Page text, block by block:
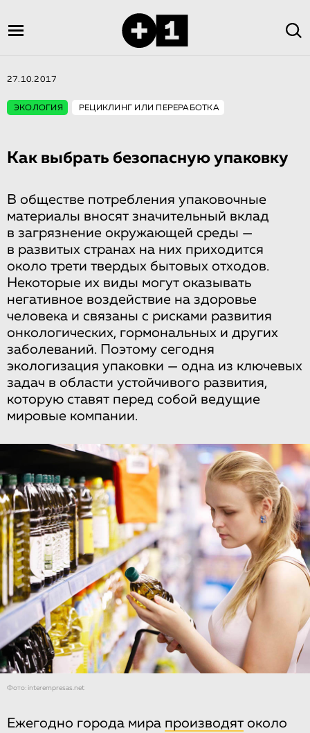
27.10.2017
ЭКОЛОГИЯ РЕЦИКЛИНГ ИЛИ ПЕРЕРАБОТКА
Как выбрать безопасную упаковку
В обществе потребления упаковочные
материалы вносят значительный вклад
в загрязнение окружающей среды —
в развитых странах на них приходится
около трети твердых бытовых отходов.
Некоторые их виды могут оказывать
негативное воздействие на здоровье
человека и связаны с рисками развития
онкологических, гормональных и других
заболеваний. Поэтому сегодня
экологизация упаковки — одна из ключевых
задач в области устойчивого развития,
которую ставят перед собой ведущие
мировые компании.
Фото: interempresas.net
Ежегодно города мира производят около